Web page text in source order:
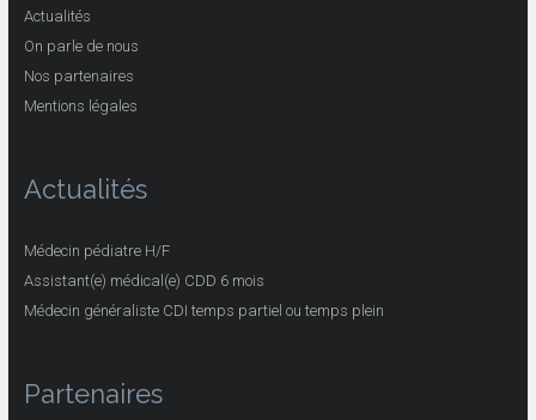
Actualités
On parle de nous
Nos partenaires
Mentions légales
Actualités
Médecin pédiatre H/F
Assistant(e) médical(e) CDD 6 mois
Médecin généraliste CDI temps partiel ou temps plein
Partenaires